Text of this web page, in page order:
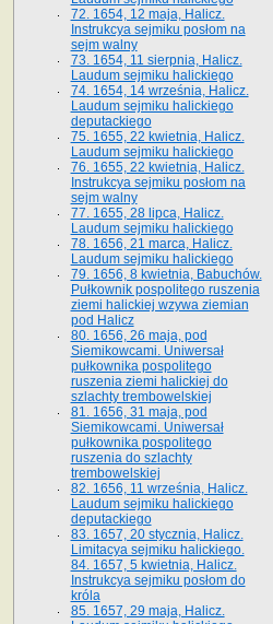
72. 1654, 12 maja, Halicz.
Instrukcya sejmiku posłom na
sejm walny
73. 1654, 11 sierpnia, Halicz.
Laudum sejmiku halickiego
74. 1654, 14 września, Halicz.
Laudum sejmiku halickiego
deputackiego
75. 1655, 22 kwietnia, Halicz.
Laudum sejmiku halickiego
76. 1655, 22 kwietnia, Halicz.
Instrukcya sejmiku posłom na
sejm walny
77. 1655, 28 lipca, Halicz.
Laudum sejmiku halickiego
78. 1656, 21 marca, Halicz.
Laudum sejmiku halickiego
79. 1656, 8 kwietnia, Babuchów.
Pułkownik pospolitego ruszenia
ziemi halickiej wzywa ziemian
pod Halicz
80. 1656, 26 maja, pod
Siemikowcami. Uniwersał
pułkownika pospolitego
ruszenia ziemi halickiej do
szlachty trembowelskiej
81. 1656, 31 maja, pod
Siemikowcami. Uniwersał
pułkownika pospolitego
ruszenia do szlachty
trembowelskiej
82. 1656, 11 września, Halicz.
Laudum sejmiku halickiego
deputackiego
83. 1657, 20 stycznia, Halicz.
Limitacya sejmiku halickiego.
84. 1657, 5 kwietnia, Halicz.
Instrukcya sejmiku posłom do
króla
85. 1657, 29 maja, Halicz.